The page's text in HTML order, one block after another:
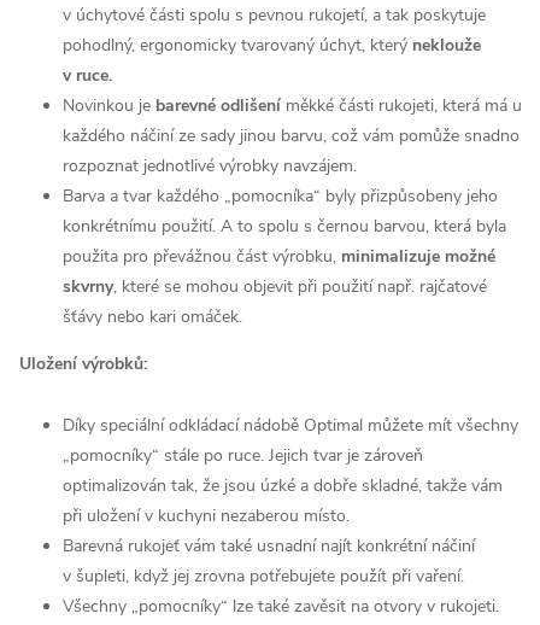
v úchytové části spolu s pevnou rukojetí, a tak poskytuje
pohodlný, ergonomicky tvarovaný úchyt, který neklouže
v ruce.
Novinkou je barevné odlišení měkké části rukojeti, která má u
každého náčiní ze sady jinou barvu, což vám pomůže snadno
rozpoznat jednotlivé výrobky navzájem.
Barva a tvar každého „pomocníka“ byly přizpůsobeny jeho
konkrétnímu použití. A to spolu s černou barvou, která byla
použita pro převážnou část výrobku, minimalizuje možné
skvrny, které se mohou objevit při použití např. rajčatové
šťávy nebo kari omáček.
Uložení výrobků:
Díky speciální odkládací nádobě Optimal můžete mít všechny
„pomocníky“ stále po ruce. Jejich tvar je zároveň
optimalizován tak, že jsou úzké a dobře skladné, takže vám
při uložení v kuchyni nezaberou místo.
Barevná rukojeť vám také usnadní najít konkrétní náčiní
v šupleti, když jej zrovna potřebujete použít při vaření.
Všechny „pomocníky“ lze také zavěsit na otvory v rukojeti.